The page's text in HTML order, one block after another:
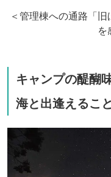
＜管理棟への通路「
を
キャンプの醍醐
海と出逢えること